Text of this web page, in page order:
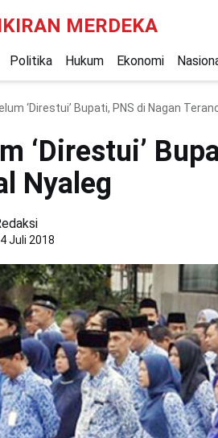
MERDEKA
Politika Hukum Ekonomi
‘Direstui’ Bupati, PNS di Nagan
‘Direstui’
Nyaleg
Juli 2018